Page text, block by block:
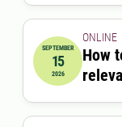
2026-09-15
SEPTEMBER
15
2026
ONLINE
How